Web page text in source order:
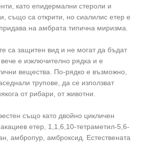
като епидермални стероли и
също са открити, но сиалилис етер е
на амбрата типична миризма.
са защитен вид и не могат да бъдат
е изключително рядка и е
вещества. По-рядко е възможно,
трупове, да се използват
от рибари, от животни.
също като двойно цикличен
етер, 1,1,6,10-тетраметил-5,6-
амбропур, амброксид. Естествената